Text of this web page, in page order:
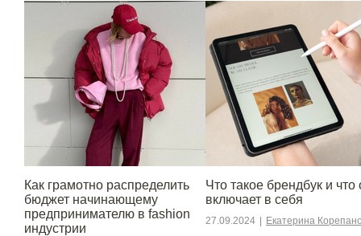
Как грамотно распределить
бюджет начинающему
предпринимателю в fashion
индустрии
Что такое брендбук и что
включает в себя
27.09.2024 | Екатерина